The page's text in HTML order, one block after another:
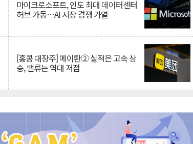
마이크로소프트, 인도 최대 데이터센터
허브 가동…AI 시장 경쟁 가열
[홍콩 대장주] 메이퇀② 실적은 고속 상
승, 밸류는 역대 저점